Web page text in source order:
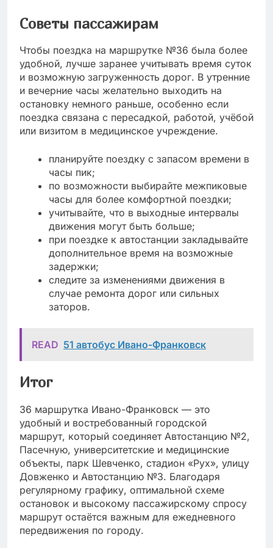
Советы пассажирам
Чтобы поездка на маршрутке №36 была более
удобной, лучше заранее учитывать время суток
и возможную загруженность дорог. В утренние
и вечерние часы желательно выходить на
остановку немного раньше, особенно если
поездка связана с пересадкой, работой, учёбой
или визитом в медицинское учреждение.
планируйте поездку с запасом времени в
часы пик;
по возможности выбирайте межпиковые
часы для более комфортной поездки;
учитывайте, что в выходные интервалы
движения могут быть больше;
при поездке к автостанции закладывайте
дополнительное время на возможные
задержки;
следите за изменениями движения в
случае ремонта дорог или сильных
заторов.
READ 51 автобус Ивано-Франковск
Итог
36 маршрутка Ивано-Франковск — это
удобный и востребованный городской
маршрут, который соединяет Автостанцию №2,
Пасечную, университетские и медицинские
объекты, парк Шевченко, стадион «Рух», улицу
Довженко и Автостанцию №3. Благодаря
регулярному графику, оптимальной схеме
остановок и высокому пассажирскому спросу
маршрут остаётся важным для ежедневного
передвижения по городу.